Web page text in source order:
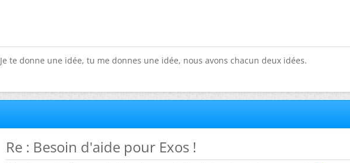
Je te donne une idée, tu me donnes une idée, nous avons chacun deux idées.
Re : Besoin d'aide pour Exos !